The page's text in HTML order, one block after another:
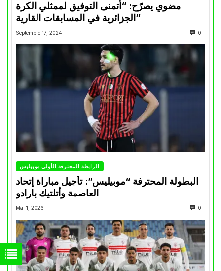
مضوي يصرّح: “أتمنى التوفيق لممثلي الكرة
الجزائرية في المسابقات القارية”
Septembre 17, 2024 0
الرابطة المحترفة الأولى موبيليس
البطولة المحترفة “موبيليس”: تأجيل مباراة إتحاد
العاصمة وأتلتيك بارادو
Mai 1, 2026 0